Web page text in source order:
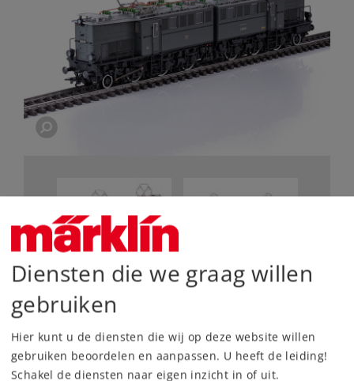
De belangrijkste gegevens
Sound demo
Sound demo
Diensten die we graag willen
gebruiken
Hier kunt u de diensten die wij op deze website willen
gebruiken beoordelen en aanpassen. U heeft de leiding!
Schakel de diensten naar eigen inzicht in of uit.